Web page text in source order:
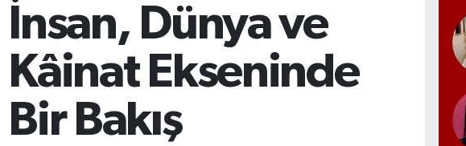
İnsan, Dünya ve
Kâinat Ekseninde
Bir Bakış